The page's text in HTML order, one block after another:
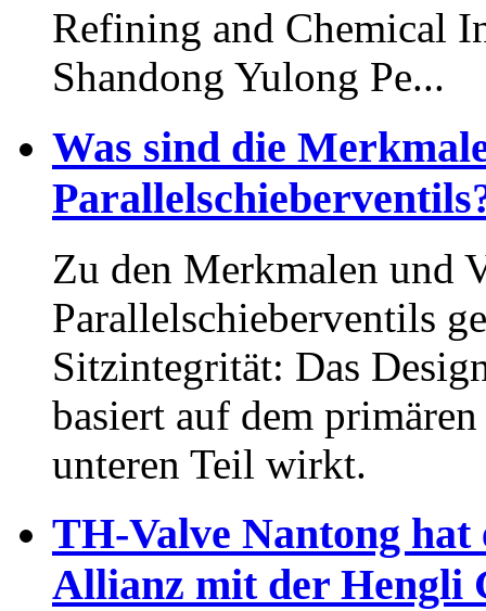
Refining and Chemical
Shandong Yulong Pe...
Was sind die
Zu den Merkmalen und
Parallelschieberventils
Sitzintegrität: Das
basiert auf dem
unteren Teil wirkt.
TH-Valve Nantong hat
Allianz mit der Hengli